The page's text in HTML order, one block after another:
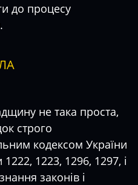
до процесу
не така проста,
строго
кодексом України
1223, 1296, 1297, і
законів і